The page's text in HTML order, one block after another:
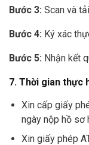
Bước 3: Scan và
Bước 4: Ký xác
Bước 5: Nhận kết
7. Thời gian thực
Xin cấp giấy
ngày nộp hồ sơ
Xin giấy phép